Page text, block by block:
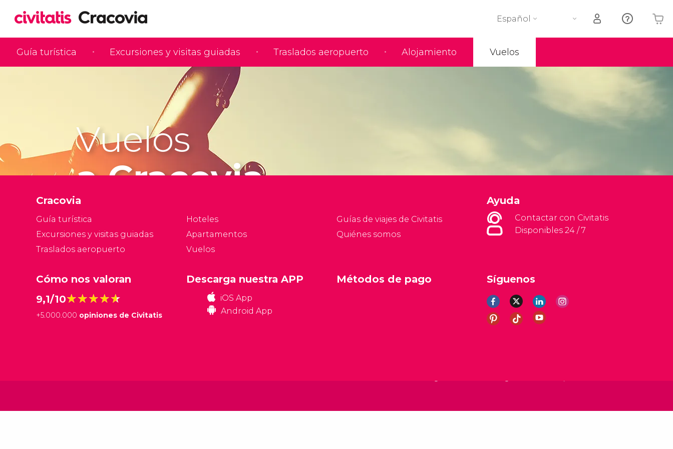
Guía turística Excursiones y visitas guiadas Traslados aeropuerto Alojamiento Vuelos
Español
Vuelos
a Cracovia
Cracovia
Guía turística
Excursiones y visitas guiadas
Traslados aeropuerto
Hoteles
Apartamentos
Vuelos
Guías de viajes de Civitatis
Quiénes somos
Ayuda
Contactar con Civitatis
Disponibles 24 / 7
Cómo nos valoran
9,1/10★★★★★
★★★★★
+5.000.000 opiniones de Civitatis
Síguenos
Descarga nuestra APP
iOS App
Android App
Métodos de pago